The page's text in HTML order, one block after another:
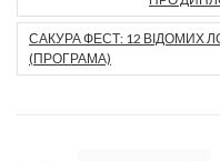
САКУРА ФЕСТ: 12 ВІДОМИХ
(ПРОГРАМА)